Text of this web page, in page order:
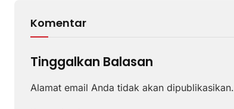
Komentar
Tinggalkan Balasan
Alamat email Anda tidak akan dipublikasikan.